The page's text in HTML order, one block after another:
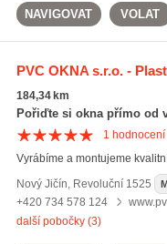
NAVIGOVAT VOLAT
PVC OKNA s.r.o. -
184,34 km
Pořiďte si okna přímo od
1 hodnocení
Vyrábíme a montujeme
Nový Jičín, Revoluční 1525
+420 734 578 124
další pobočky (3)